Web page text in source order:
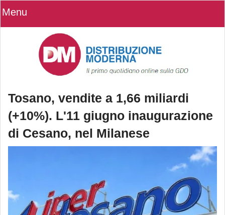
Menu
Tosano, vendite a 1,66 miliardi
(+10%). L'11 giugno inaugurazione
di Cesano, nel Milanese